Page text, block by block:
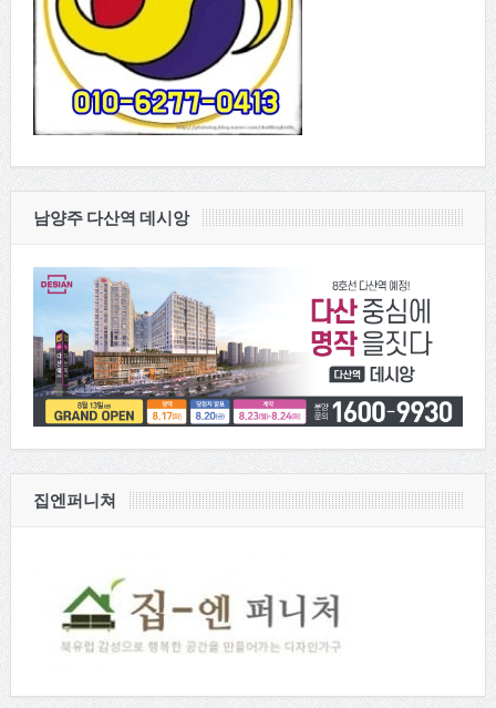
남양주 다산역 데시앙
집엔퍼니쳐